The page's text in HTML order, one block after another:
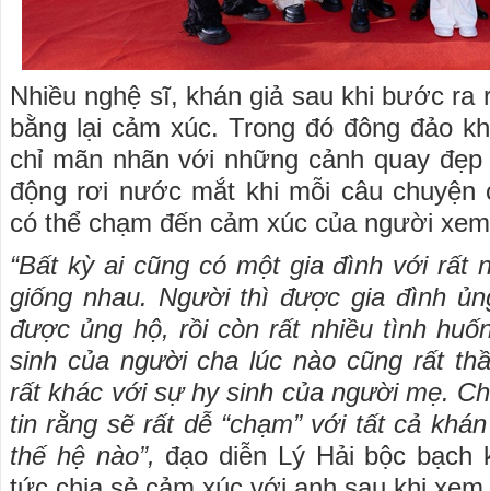
Nhiều nghệ sĩ, khán giả sau khi bước ra
bằng lại cảm xúc. Trong đó đông đảo
chỉ mãn nhãn với những cảnh quay
động rơi nước mắt khi mỗi câu chuyện
có thể chạm đến cảm xúc của người
“Bất kỳ ai cũng có một gia đình với rất
giống nhau. Người thì được gia đình
được ủng hộ, rồi còn rất nhiều tình
sinh của người cha lúc nào cũng rất
rất khác với sự hy sinh của người mẹ.
tin rằng sẽ rất dễ “chạm” với tất cả
thế hệ nào”, đạo diễn Lý Hải bộc bạch